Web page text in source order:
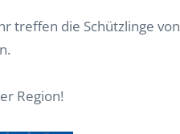
treffen die Schützlinge von
Region!